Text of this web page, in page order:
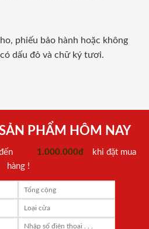
phiếu bảo hành hoặc không
dấu đỏ và chữ ký tươi.
PHẨM HÔM NAY
1.000.000đ
khi đặt mua
hàng !